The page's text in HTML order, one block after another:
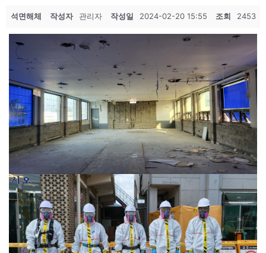
석면해체 작성자 관리자 작성일 2024-02-20 15:55 조회 2453